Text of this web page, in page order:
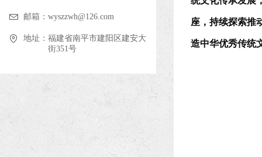
邮箱： wyszzwh@126.com
地址： 福建省南平市建阳区建安大
街351号
座，持续探索推
造中华优秀传统